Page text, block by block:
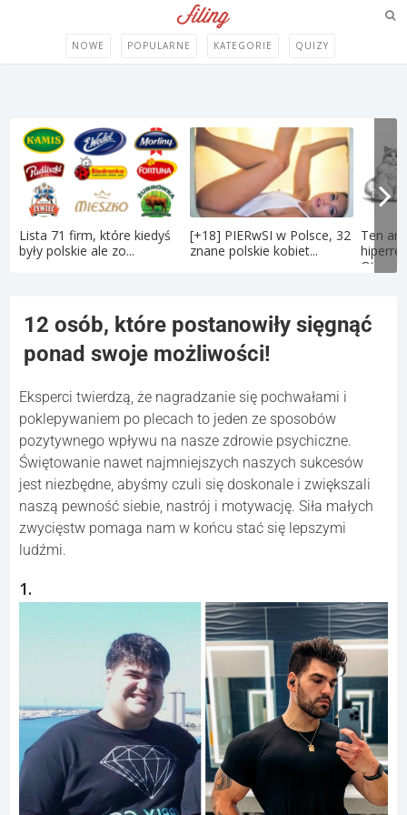
NOWE POPULARNE KATEGORIE QUIZY
Lista 71 firm, które kiedyś
były polskie ale zo...
[+18] PIERwSI w Polsce, 32
znane polskie kobiet...
Ten
Oto...
12 osób, które postanowiły sięgnąć
ponad swoje możliwości!
Eksperci twierdzą, że nagradzanie się pochwałami i
poklepywaniem po plecach to jeden ze sposobów
pozytywnego wpływu na nasze zdrowie psychiczne.
Świętowanie nawet najmniejszych naszych sukcesów
jest niezbędne, abyśmy czuli się doskonale i zwiększali
naszą pewność siebie, nastrój i motywację. Siła małych
zwycięstw pomaga nam w końcu stać się lepszymi
ludźmi.
1.